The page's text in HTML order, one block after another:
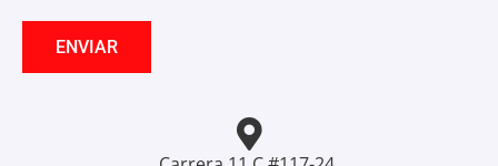
ENVIAR